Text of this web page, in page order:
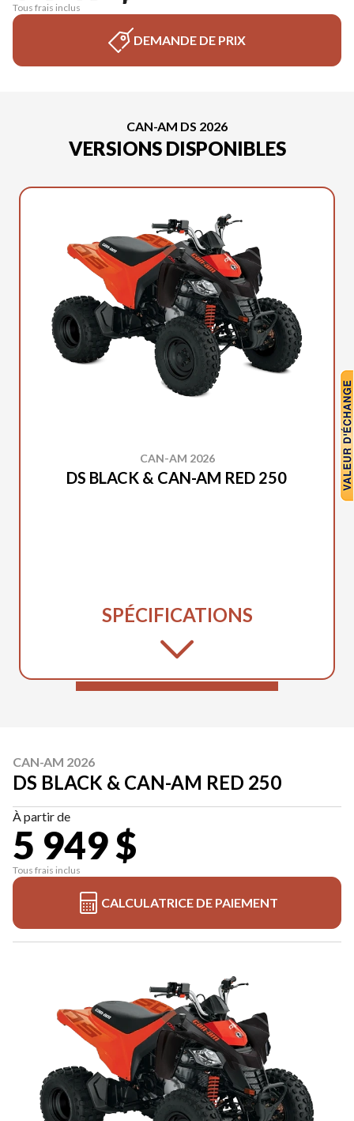
Tous frais inclus
DEMANDE DE PRIX
CAN-AM DS 2026
VERSIONS DISPONIBLES
CAN-AM 2026
DS BLACK & CAN-AM RED 250
SPÉCIFICATIONS
CAN-AM 2026
DS BLACK & CAN-AM RED 250
À partir de
5 949 $
Tous frais inclus
CALCULATRICE DE PAIEMENT